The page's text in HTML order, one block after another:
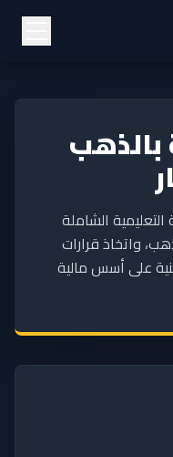
بالذهب
الشاملة
واتخاذ قرارات
على أسس مالية